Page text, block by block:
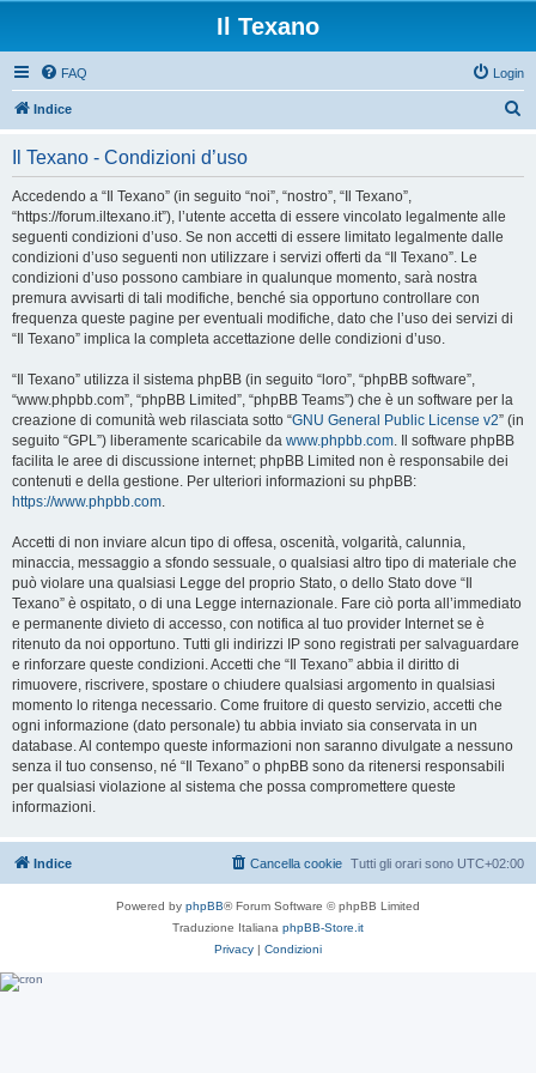
Il Texano
FAQ Login
Indice
Il Texano - Condizioni d’uso
Accedendo a “Il Texano” (in seguito “noi”, “nostro”, “Il Texano”,
“https://forum.iltexano.it”), l’utente accetta di essere vincolato legalmente alle
seguenti condizioni d’uso. Se non accetti di essere limitato legalmente dalle
condizioni d’uso seguenti non utilizzare i servizi offerti da “Il Texano”. Le
condizioni d’uso possono cambiare in qualunque momento, sarà nostra
premura avvisarti di tali modifiche, benché sia opportuno controllare con
frequenza queste pagine per eventuali modifiche, dato che l’uso dei servizi di
“Il Texano” implica la completa accettazione delle condizioni d’uso.
“Il Texano” utilizza il sistema phpBB (in seguito “loro”, “phpBB software”,
“www.phpbb.com”, “phpBB Limited”, “phpBB Teams”) che è un software per la
creazione di comunità web rilasciata sotto “GNU General Public License v2” (in
seguito “GPL”) liberamente scaricabile da www.phpbb.com. Il software phpBB
facilita le aree di discussione internet; phpBB Limited non è responsabile dei
contenuti e della gestione. Per ulteriori informazioni su phpBB:
https://www.phpbb.com.
Accetti di non inviare alcun tipo di offesa, oscenità, volgarità, calunnia,
minaccia, messaggio a sfondo sessuale, o qualsiasi altro tipo di materiale che
può violare una qualsiasi Legge del proprio Stato, o dello Stato dove “Il
Texano” è ospitato, o di una Legge internazionale. Fare ciò porta all’immediato
e permanente divieto di accesso, con notifica al tuo provider Internet se è
ritenuto da noi opportuno. Tutti gli indirizzi IP sono registrati per salvaguardare
e rinforzare queste condizioni. Accetti che “Il Texano” abbia il diritto di
rimuovere, riscrivere, spostare o chiudere qualsiasi argomento in qualsiasi
momento lo ritenga necessario. Come fruitore di questo servizio, accetti che
ogni informazione (dato personale) tu abbia inviato sia conservata in un
database. Al contempo queste informazioni non saranno divulgate a nessuno
senza il tuo consenso, né “Il Texano” o phpBB sono da ritenersi responsabili
per qualsiasi violazione al sistema che possa compromettere queste
informazioni.
Indice Tutti gli orari sono UTC+02:00
Cancella cookie
Powered by phpBB® Forum Software © phpBB Limited
Traduzione Italiana phpBB-Store.it
Privacy | Condizioni